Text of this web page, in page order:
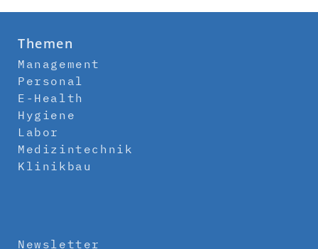
Themen
Management
Personal
E-Health
Hygiene
Labor
Medizintechnik
Klinikbau
Newsletter